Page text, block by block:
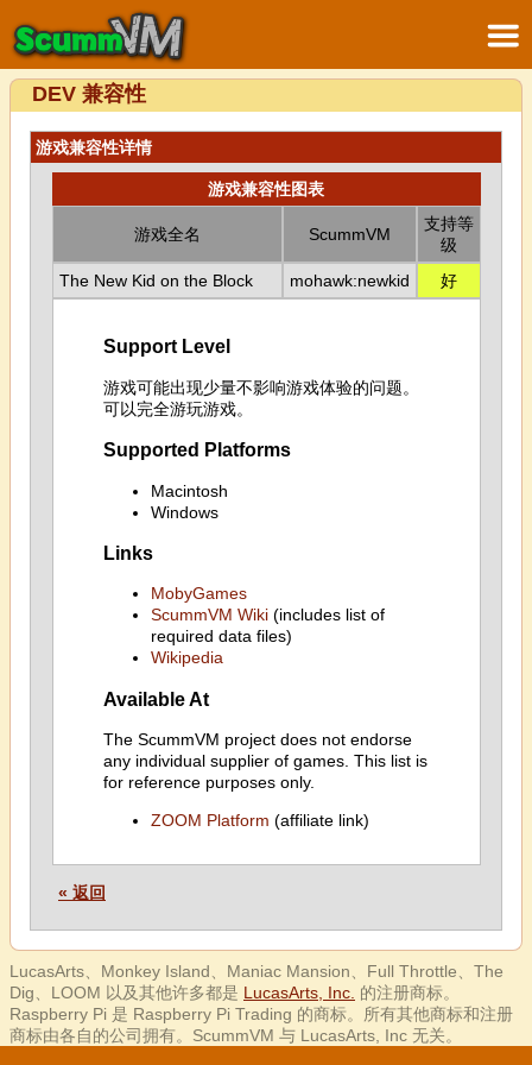
DEV 兼容性
游戏兼容性详情
游戏兼容性图表
游戏全名 ScummVM
支持等
级
The New Kid on the Block
mohawk:newkid 好
Support Level
游戏可能出现少量不影响游戏体验的问题。
可以完全游玩游戏。
Supported Platforms
Macintosh
Windows
Links
MobyGames
ScummVM Wiki(includes list of
required data files)
Wikipedia
Available At
The ScummVM project does not endorse
any individual supplier of games. This list is
for reference purposes only.
ZOOM Platform (affiliate link)
« 返回
LucasArts、Monkey Island、Maniac Mansion、Full Throttle、The
Dig、LOOM 以及其他许多都是 LucasArts, Inc. 的注册商标。
Raspberry Pi 是 Raspberry Pi Trading 的商标。所有其他商标和注册
商标由各自的公司拥有。ScummVM 与 LucasArts, Inc 无关。